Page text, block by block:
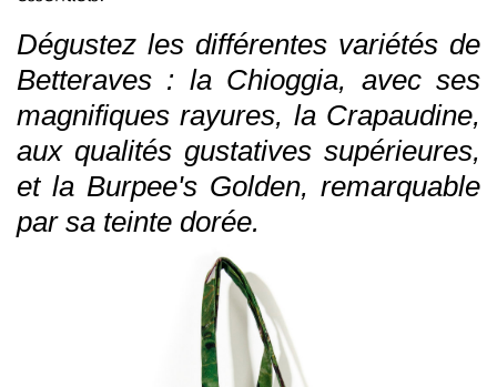
Dégustez les différentes variétés de
Betteraves : la Chioggia, avec ses
magnifiques rayures, la Crapaudine,
aux qualités gustatives supérieures,
et la Burpee's Golden, remarquable
par sa teinte dorée.